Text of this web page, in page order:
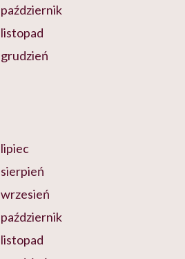
październik
listopad
grudzień
lipiec
sierpień
wrzesień
październik
listopad